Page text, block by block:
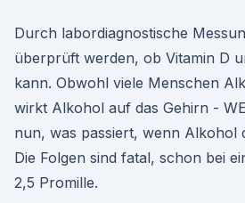
Durch labordiagnostische
überprüft werden, ob Vitamin D
kann. Obwohl viele Menschen
wirkt Alkohol auf das Gehirn -
nun, was passiert, wenn Alkohol
Die Folgen sind fatal, schon bei
2,5 Promille.